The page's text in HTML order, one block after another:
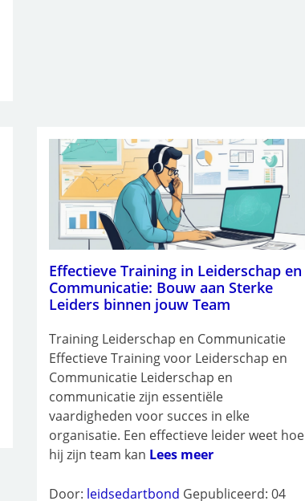
Effectieve Training in Leiderschap en
Communicatie: Bouw aan Sterke
Leiders binnen jouw Team
Training Leiderschap en Communicatie
Effectieve Training voor Leiderschap en
Communicatie Leiderschap en
communicatie zijn essentiële
vaardigheden voor succes in elke
organisatie. Een effectieve leider weet hoe
hij zijn team kan Lees meer
Door: leidsedartbond Gepubliceerd: 04